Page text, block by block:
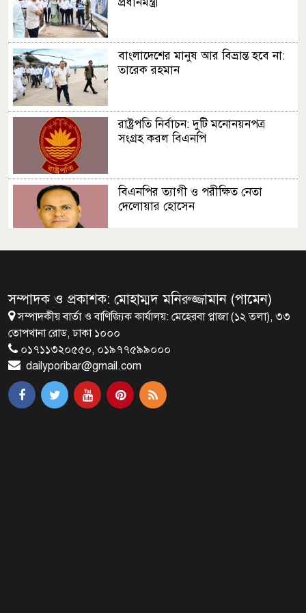
ব্রাজিলের
বড় জয়ে বিশ্বকাপের প্রস্তুতি সারল
আর্জেন্টিনা
বাংলাদেশের মানুষ আর বিভ্রান্ত হবে না:
তারেক রহমান
রাষ্ট্রপতি নির্বাচন: দুটি মনোনয়নপত্র
সংগ্রহ করল বিএনপি
বিএনপির ত্যাগী ও পরীক্ষিত নেতা
দেলোয়ার হোসেন
মির্জা ফখরুলই হচ্ছেন বঙ্গভবনের নতুন
বাসিন্দা!
সেপ্টেম্বরে যুক্তরাষ্ট্র যাচ্ছেন প্রধানমন্ত্রী
তারেক রহমান
সম্পাদক ও প্রকাশক: মোহাম্মদ মনিরুজ্জামান (পামেন)
সম্পাদকীয় বার্তা ও বাণিজ্যিক কার্যালয়: মেহেরবা প্লাজা (১২ তলা), ৩৩
তোপখানা রোড, ঢাকা ১০০০
০১৭১১৩২০৫৫০, ০১৯৭৭৫৯৯০০০
dailyporibar@gmail.com